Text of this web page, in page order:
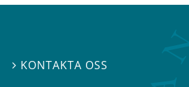
 KONTAKTA OSS